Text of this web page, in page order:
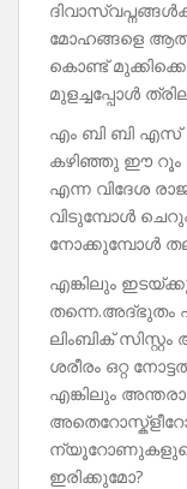
മോഹങ്ങളെ
കൊണ്ട്
മുളച്ചപ്പോൾ
എം ബി ബി
കഴിഞ്ഞു ഈ റൂം
എന്ന വിദേശ
വിടുമ്പോൾ
നോക്കുമ്പോൾ
എങ്കിലും
തന്നെ.അദ്‌ഭുതം
ലിംബിക്
ശരീരം ഒറ്റ
എങ്കിലും
ന്യൂറോണുകളുടെ
ഇരിക്കുമോ?